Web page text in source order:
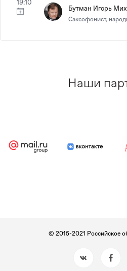
19:10
Бутман Игорь
Саксофонист,
Наши
© 2015-2021 Российское